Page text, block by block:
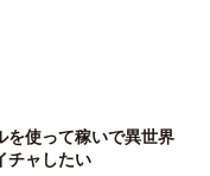
を使って稼いで異世界
チャしたい